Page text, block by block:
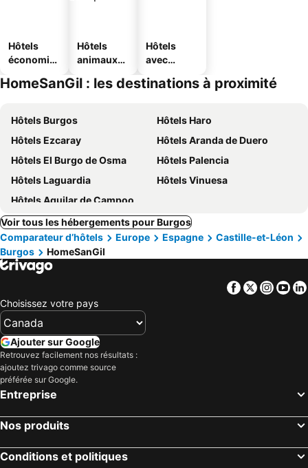
Hôtels
économiq
Hôtels
animaux
Hôtels
avec
HomeSanGil : les destinations à proximité
Hôtels Burgos
Hôtels Haro
Hôtels Ezcaray
Hôtels Aranda de Duero
Hôtels El Burgo de Osma
Hôtels Palencia
Hôtels Laguardia
Hôtels Vinuesa
Hôtels Aguilar de Campoo
Voir tous les hébergements pour Burgos
Comparateur d’hôtels
Europe Espagne
Castille-et-Léon
Burgos
HomeSanGil
Facebook
Twitter
Choisissez votre pays
Ajouter sur Google
Retrouvez facilement nos résultats :
ajoutez trivago comme source
préférée sur Google.
Entreprise
Nos produits
Conditions et politiques